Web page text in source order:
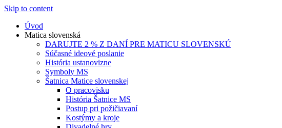
Skip to content
Úvod
Matica slovenská
DARUJTE 2 % Z DANÍ PRE MATICU SLOVENSKÚ
Súčasné ideové poslanie
História ustanovizne
Symboly MS
Šatnica Matice slovenskej
O pracovisku
História Šatnice MS
Postup pri požičiavaní
Kostýmy a kroje